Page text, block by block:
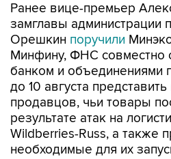
Ранее вице-премьер
замглавы администрации
Орешкин поручили
Минфину, ФНС совместно
банком и объединениями
до 10 августа
продавцов, чьи товары
результате атак на
Wildberries-Russ, а также
необходимые для их